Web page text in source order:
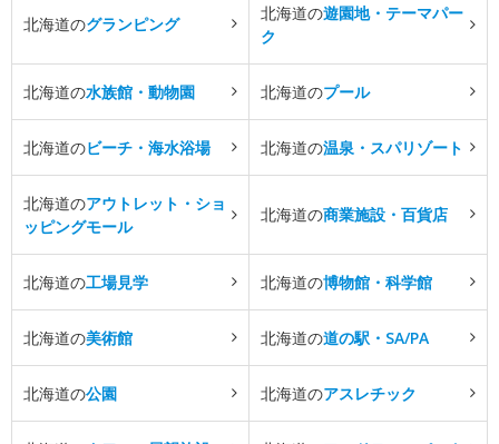
北海道のグランピング
北海道の遊園地・テーマパー
ク
北海道の水族館・動物園 北海道のプール
北海道のビーチ・海水浴場 北海道の温泉・スパリゾート
北海道のアウトレット・ショ
ッピングモール
北海道の商業施設・百貨店
北海道の工場見学 北海道の博物館・科学館
北海道の美術館 北海道の道の駅・SA/PA
北海道の公園 北海道のアスレチック